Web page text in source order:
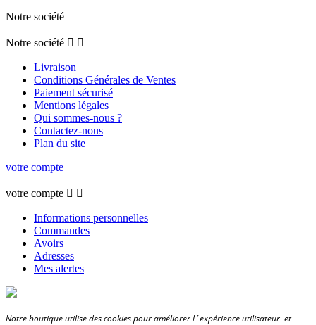
Notre société
Notre société  
Livraison
Conditions Générales de Ventes
Paiement sécurisé
Mentions légales
Qui sommes-nous ?
Contactez-nous
Plan du site
votre compte
votre compte  
Informations personnelles
Commandes
Avoirs
Adresses
Mes alertes
Notre boutique utilise des cookies pour améliorer l´expérience utilisateur et